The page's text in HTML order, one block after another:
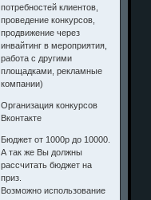
потребностей клиентов,
проведение конкурсов,
продвижение через
инвайтинг в мероприятия,
работа с другими
площадками, рекламные
компании)
Организация конкурсов
Вконтакте
Бюджет от 1000р до 10000.
А так же Вы должны
рассчитать бюджет на
приз.
Возможно использование